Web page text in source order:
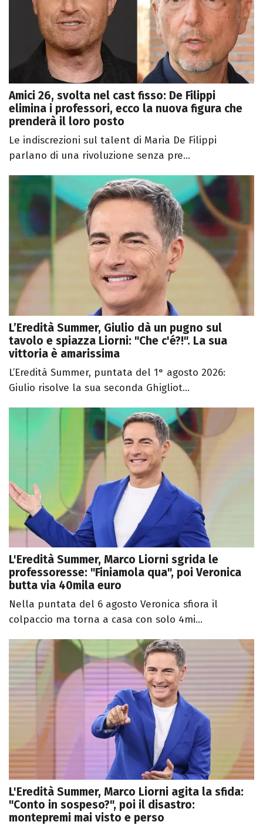
Amici 26, svolta nel cast fisso: De Filippi
elimina i professori, ecco la nuova figura che
prenderà il loro posto
Le indiscrezioni sul talent di Maria De Filippi
parlano di una rivoluzione senza pre...
L’Eredità Summer, Giulio dà un pugno sul
tavolo e spiazza Liorni: "Che c'é?!". La sua
vittoria è amarissima
L’Eredità Summer, puntata del 1° agosto 2026:
Giulio risolve la sua seconda Ghigliot...
L'Eredità Summer, Marco Liorni sgrida le
professoresse: "Finiamola qua", poi Veronica
butta via 40mila euro
Nella puntata del 6 agosto Veronica sfiora il
colpaccio ma torna a casa con solo 4mi...
L'Eredità Summer, Marco Liorni agita la sfida:
"Conto in sospeso?", poi il disastro:
montepremi mai visto e perso